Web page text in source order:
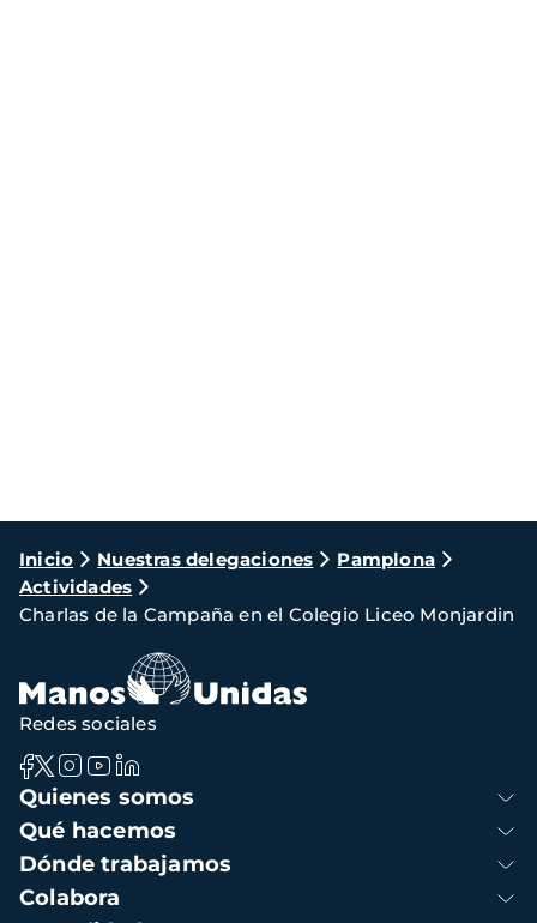
Ruta
de
navegación
Inicio Nuestras delegaciones
Pamplona
Actividades
Charlas de la Campaña en el Colegio Liceo Monjardin
Navegación
principal
Quienes somos
Qué hacemos
Dónde trabajamos
Colabora
Redes sociales